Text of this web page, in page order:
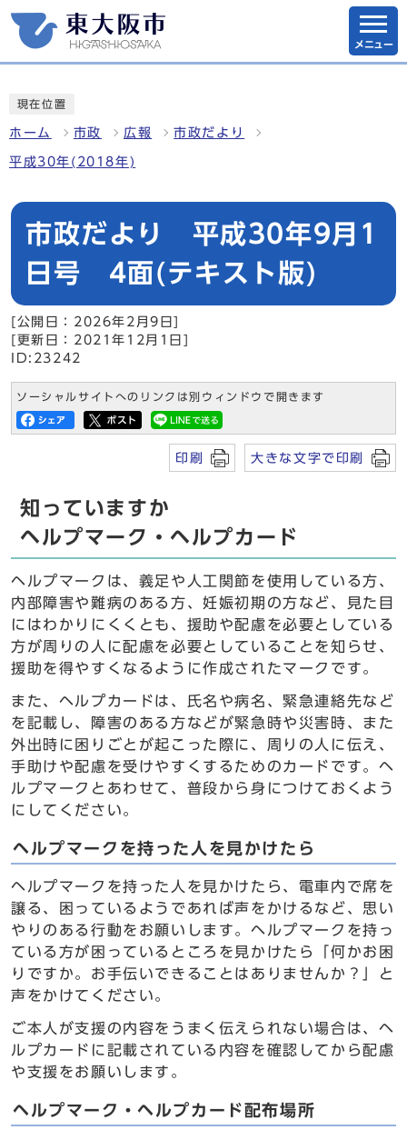
メニュー
現在位置
ホーム 市政 広報 市政だより
平成30年(2018年)
市政だより 平成30年9月1
日号 4面(テキスト版)
[公開日：2026年2月9日]
[更新日：2021年12月1日]
ID:23242
ソーシャルサイトへのリンクは別ウィンドウで開きます
印刷 大きな文字で印刷
知っていますか
ヘルプマーク・ヘルプカード
ヘルプマークは、義足や人工関節を使用している方、
内部障害や難病のある方、妊娠初期の方など、見た目
にはわかりにくくとも、援助や配慮を必要としている
方が周りの人に配慮を必要としていることを知らせ、
援助を得やすくなるように作成されたマークです。
また、ヘルプカードは、氏名や病名、緊急連絡先など
を記載し、障害のある方などが緊急時や災害時、また
外出時に困りごとが起こった際に、周りの人に伝え、
手助けや配慮を受けやすくするためのカードです。ヘ
ルプマークとあわせて、普段から身につけておくよう
にしてください。
ヘルプマークを持った人を見かけたら
ヘルプマークを持った人を見かけたら、電車内で席を
譲る、困っているようであれば声をかけるなど、思い
やりのある行動をお願いします。ヘルプマークを持っ
ている方が困っているところを見かけたら「何かお困
りですか。お手伝いできることはありませんか？」と
声をかけてください。
ご本人が支援の内容をうまく伝えられない場合は、ヘ
ルプカードに記載されている内容を確認してから配慮
や支援をお願いします。
ヘルプマーク・ヘルプカード配布場所